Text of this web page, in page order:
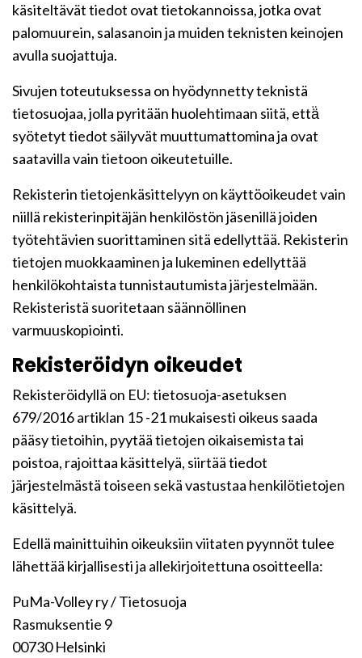
käsiteltävät tiedot ovat tietokannoissa, jotka ovat
palomuurein, salasanoin ja muiden teknisten keinojen
avulla suojattuja.
Sivujen toteutuksessa on hyödynnetty teknistä
tietosuojaa, jolla pyritään huolehtimaan siitä, että̈
syötetyt tiedot säilyvät muuttumattomina ja ovat
saatavilla vain tietoon oikeutetuille.
Rekisterin tietojenkäsittelyyn on käyttöoikeudet vain
niillä rekisterinpitäjän henkilöstön jäsenillä joiden
työtehtävien suorittaminen sitä edellyttää. Rekisterin
tietojen muokkaaminen ja lukeminen edellyttää
henkilökohtaista tunnistautumista järjestelmään.
Rekisteristä suoritetaan säännöllinen
varmuuskopiointi.
Rekisteröidyn oikeudet
Rekisteröidyllä on EU: tietosuoja-asetuksen
679/2016 artiklan 15 -21 mukaisesti oikeus saada
pääsy tietoihin, pyytää tietojen oikaisemista tai
poistoa, rajoittaa käsittelyä, siirtää tiedot
järjestelmästä toiseen sekä vastustaa henkilötietojen
käsittelyä.
Edellä mainittuihin oikeuksiin viitaten pyynnöt tulee
lähettää kirjallisesti ja allekirjoitettuna osoitteella:
PuMa-Volley ry / Tietosuoja
Rasmuksentie 9
00730 Helsinki